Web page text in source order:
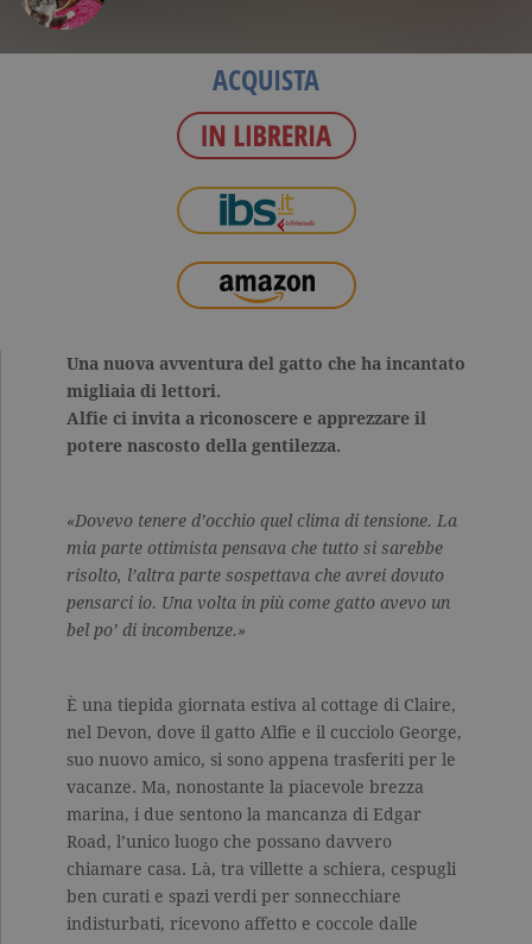
ACQUISTA
Una nuova avventura del gatto che ha incantato
migliaia di lettori.
Alfie ci invita a riconoscere e apprezzare il
potere nascosto della gentilezza.
«Dovevo tenere d’occhio quel clima di tensione. La
mia parte ottimista pensava che tutto si sarebbe
risolto, l’altra parte sospettava che avrei dovuto
pensarci io. Una volta in più come gatto avevo un
bel po’ di incombenze.»
È una tiepida giornata estiva al cottage di Claire,
nel Devon, dove il gatto Alfie e il cucciolo George,
suo nuovo amico, si sono appena trasferiti per le
vacanze. Ma, nonostante la piacevole brezza
marina, i due sentono la mancanza di Edgar
Road, l’unico luogo che possano davvero
chiamare casa. Là, tra villette a schiera, cespugli
ben curati e spazi verdi per sonnecchiare
indisturbati, ricevono affetto e coccole dalle